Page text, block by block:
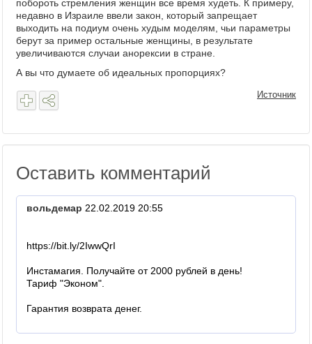
побороть стремления женщин все время худеть. К примеру,
недавно в Израиле ввели закон, который запрещает
выходить на подиум очень худым моделям, чьи параметры
берут за пример остальные женщины, в результате
увеличиваются случаи анорексии в стране.
А вы что думаете об идеальных пропорциях?
Источник
Оставить комментарий
вольдемар 22.02.2019 20:55
https://bit.ly/2IwwQrI
Инстамагия. Получайте от 2000 рублей в день!
Тариф "Эконом".
Гарантия возврата денег.